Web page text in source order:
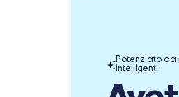
Potenziato da
intelligenti